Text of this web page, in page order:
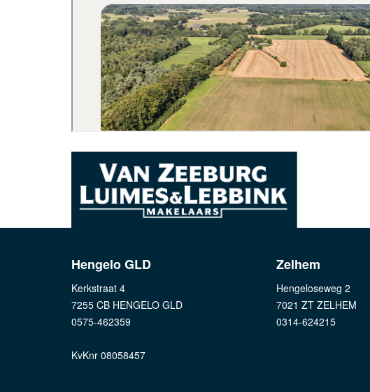
Hengelo GLD
Kerkstraat 4
7255 CB HENGELO GLD
0575-462359
KvKnr 08058457
Zelhem
Hengeloseweg 2
7021 ZT ZELHEM
0314-624215